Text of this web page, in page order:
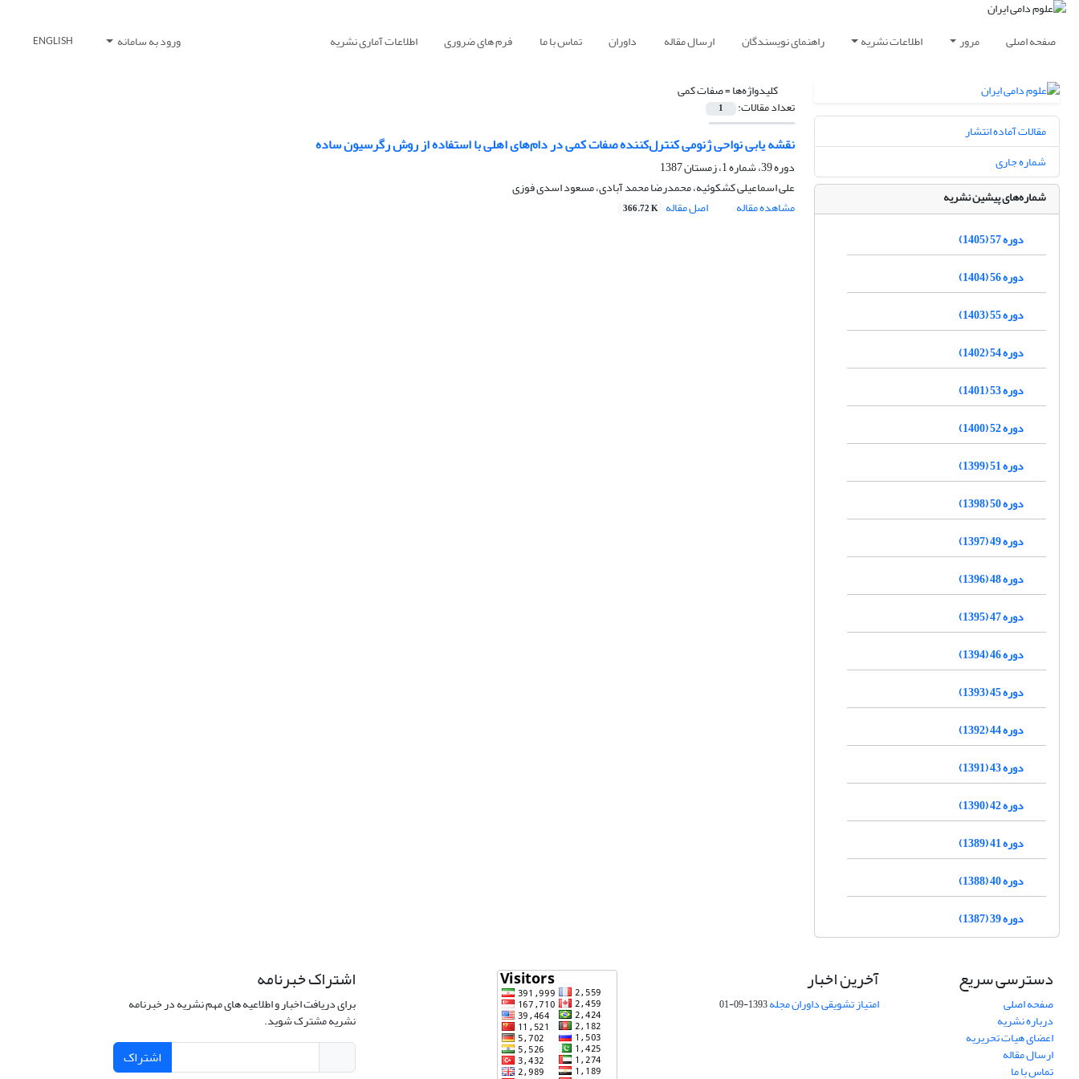
صفحه اصلی مرور اطلاعات نشریه راهنمای نویسندگان ارسال مقاله داوران تماس با ما فرم های ضروری اطلاعات آماری نشریه ورود به سامانه ENGLISH
کلیدواژه‌ها =صفات کمی
تعداد مقالات: 1
نقشه یابی نواحی ژنومی کنترل‌کننده صفات کمی در دام‌های اهلی با استفاده از روش رگرسیون ساده
دوره 39، شماره 1، زمستان 1387
علی اسماعیلی کشکوئیه، محمدرضا محمد آبادی، مسعود اسدی فوزی
مشاهده مقاله
اصل مقاله 366.72 K
مقالات آماده انتشار
شماره جاری
شماره‌های پیشین نشریه
دوره 57 (1405)
دوره 56 (1404)
دوره 55 (1403)
دوره 54 (1402)
دوره 53 (1401)
دوره 52 (1400)
دوره 51 (1399)
دوره 50 (1398)
دوره 49 (1397)
دوره 48 (1396)
دوره 47 (1395)
دوره 46 (1394)
دوره 45 (1393)
دوره 44 (1392)
دوره 43 (1391)
دوره 42 (1390)
دوره 41 (1389)
دوره 40 (1388)
دوره 39 (1387)
دسترسی سریع
صفحه اصلی
درباره نشریه
اعضای هیات تحریریه
ارسال مقاله
تماس با ما
آخرین اخبار
امتیاز تشویقی داوران مجله1393-09-01
اشتراک خبرنامه
برای دریافت اخبار و اطلاعیه های مهم نشریه در خبرنامه
نشریه مشترک شوید.
اشتراک